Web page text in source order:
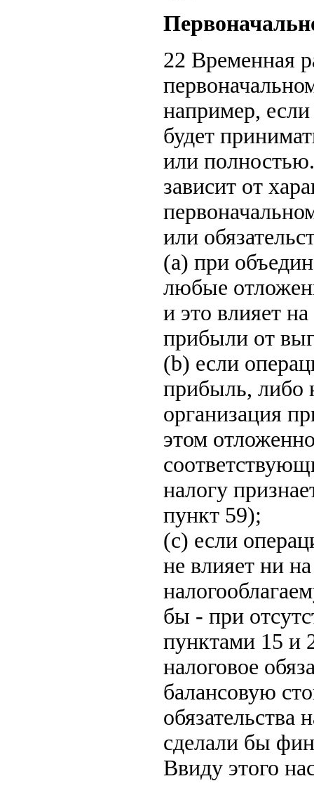
22 Временная
например, если
будет
или
зависит от
или
(a) при
любые
и это влияет
прибыли от
(b) если
прибыль, либо
организация
этом
налогу
пункт 59);
(c) если
не влияет ни
бы - при
пунктами 15 и
налоговое
балансовую
обязательства
сделали бы
Ввиду этого